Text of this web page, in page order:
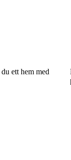
ett hem med